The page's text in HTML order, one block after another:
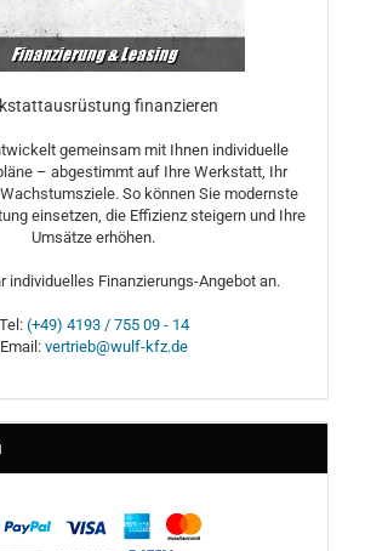
finanzieren
gemeinsam mit Ihnen individuelle
– abgestimmt auf Ihre Werkstatt, Ihr
So können Sie modernste
einsetzen, die Effizienz steigern und Ihre
Umsätze erhöhen.
individuelles Finanzierungs-Angebot an.
Tel: (+49) 4193 / 755 09 - 14
Email: vertrieb@wulf-kfz.de